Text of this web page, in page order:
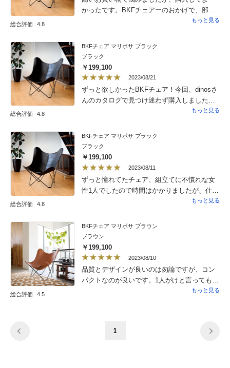
総合評価 4.8
かったです。BKFチェアーのおかげで、部屋
がおしゃれになって高級感も出ました。もっと見る
総合評価 4.8
BKFチェア マリポサ ブラック
ブラック
￥199,100
2023/08/21
ずっと欲しかったBKFチェア！今回、dinosさ
んのカタログで見つけ迷わず購入しました。
思っていた通り素敵です。高級感、存在感が
す。できればオットマンやキャンパス地のカ
バーもオプションであれば揃えたいです。ま
たハウススタイリングで素敵な家具や照明も
紹介して下さい。楽しみにしています。
もっと見る
総合評価 4.8
BKFチェア マリポサ ブラック
ブラック
￥199,100
2023/08/11
ずっと憧れてたチェア、組立てに不慣れな女
性1人でしたので時間はかかりましたが、仕上
がりは足のガタつきもなく安定感があり、座
ングがとてもお洒落になり、気分があがりま
す。
もっと見る
総合評価 4.5
BKFチェア マリポサ ブラウン
ブラウン
￥199,100
2023/08/10
品質とデザインが良いのは勿論ですが、コン
パクトなのが良いです。1人がけと言ってもソ
ファって結構場所を取る。ちょっとしたス
もっと見る
1